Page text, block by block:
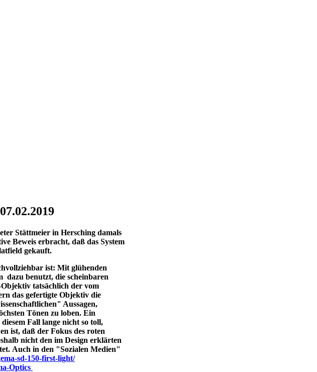
Stättmeier in Hersching damals
Beweis erbracht, daß das System
gekauft.
ist: Mit glühenden
dazu benutzt, die scheinbaren
tatsächlich der vom
das gefertigte Objektiv die
Aussagen,
Tönen zu loben. Ein
Fall lange nicht so toll,
ist, daß der Fokus des roten
nicht den im Design erklärten
Auch in den "Sozialen Medien"
sd-150-first-light/
Optics